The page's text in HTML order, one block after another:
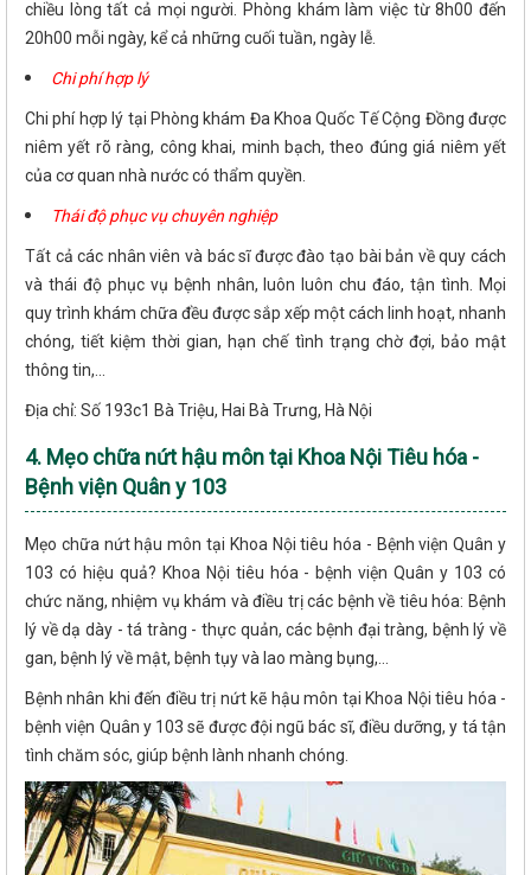
chiều lòng tất cả mọi người. Phòng khám làm việc từ 8h00 đến
20h00 mỗi ngày, kể cả những cuối tuần, ngày lễ.
Chi phí hợp lý
Chi phí hợp lý tại Phòng khám Đa Khoa Quốc Tế Cộng Đồng được
niêm yết rõ ràng, công khai, minh bạch, theo đúng giá niêm yết
của cơ quan nhà nước có thẩm quyền.
Thái độ phục vụ chuyên nghiệp
Tất cả các nhân viên và bác sĩ được đào tạo bài bản về quy cách
và thái độ phục vụ bệnh nhân, luôn luôn chu đáo, tận tình. Mọi
quy trình khám chữa đều được sắp xếp một cách linh hoạt, nhanh
chóng, tiết kiệm thời gian, hạn chế tình trạng chờ đợi, bảo mật
thông tin,...
Địa chỉ: Số 193c1 Bà Triệu, Hai Bà Trưng, Hà Nội
4. Mẹo chữa nứt hậu môn tại Khoa Nội Tiêu hóa -
Bệnh viện Quân y 103
Mẹo chữa nứt hậu môn tại Khoa Nội tiêu hóa - Bệnh viện Quân y
103 có hiệu quả? Khoa Nội tiêu hóa - bệnh viện Quân y 103 có
chức năng, nhiệm vụ khám và điều trị các bệnh về tiêu hóa: Bệnh
lý về dạ dày - tá tràng - thực quản, các bệnh đại tràng, bệnh lý về
gan, bệnh lý về mật, bệnh tụy và lao màng bụng,...
Bệnh nhân khi đến điều trị nứt kẽ hậu môn tại Khoa Nội tiêu hóa -
bệnh viện Quân y 103 sẽ được đội ngũ bác sĩ, điều dưỡng, y tá tận
tình chăm sóc, giúp bệnh lành nhanh chóng.